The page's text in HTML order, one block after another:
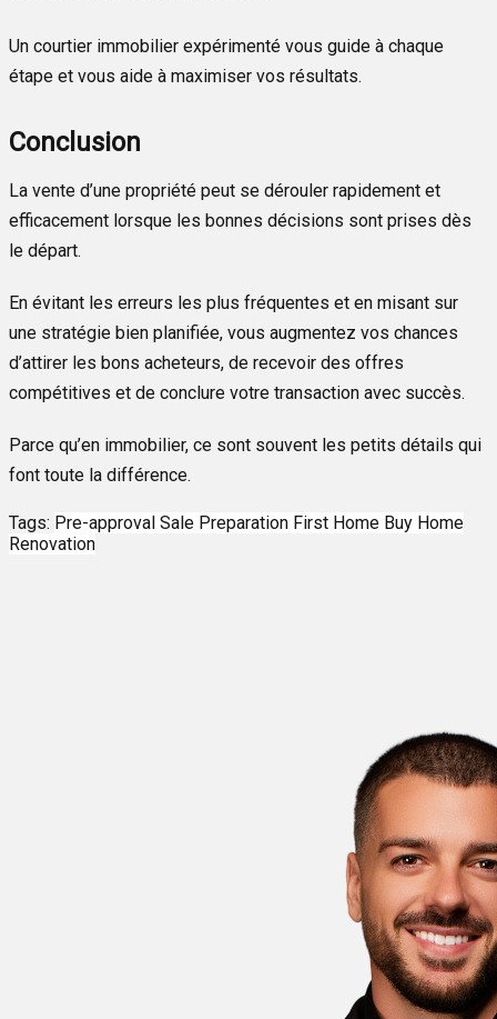
Un courtier immobilier expérimenté vous guide à chaque
étape et vous aide à maximiser vos résultats.
Conclusion
La vente d’une propriété peut se dérouler rapidement et
efficacement lorsque les bonnes décisions sont prises dès
le départ.
En évitant les erreurs les plus fréquentes et en misant sur
une stratégie bien planifiée, vous augmentez vos chances
d’attirer les bons acheteurs, de recevoir des offres
compétitives et de conclure votre transaction avec succès.
Parce qu’en immobilier, ce sont souvent les petits détails qui
font toute la différence.
Tags: Pre-approval Sale Preparation First Home Buy Home
Renovation